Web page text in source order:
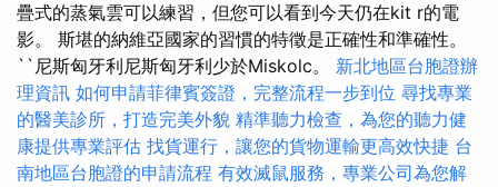
疊式的蒸氣雲可以練習，但您可以看到今天仍在kit r的電
影。 斯堪的納維亞國家的習慣的特徵是正確性和準確性。
``尼斯匈牙利尼斯匈牙利少於Miskolc。 新北地區台胞證辦
理資訊 如何申請菲律賓簽證，完整流程一步到位 尋找專業
的醫美診所，打造完美外貌 精準聽力檢查，為您的聽力健
康提供專業評估 找貨運行，讓您的貨物運輸更高效快捷 台
南地區台胞證的申請流程 有效滅鼠服務，專業公司為您解